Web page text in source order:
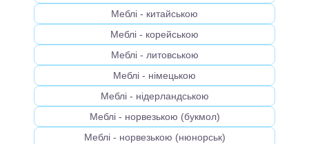
Меблі - китайською
Меблі - корейською
Меблі - литовською
Меблі - німецькою
Меблі - нідерландською
Меблі - норвезькою (букмол)
Меблі - норвезькою (нюнорськ)